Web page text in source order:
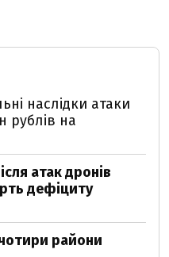
наслідки атаки
рублів на
атак дронів
дефіциту
райони